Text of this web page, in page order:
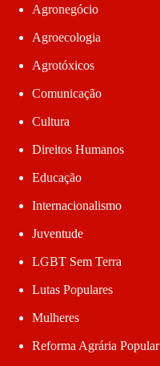
Agronegócio
Agroecologia
Agrotóxicos
Comunicação
Cultura
Direitos Humanos
Educação
Internacionalismo
Juventude
LGBT Sem Terra
Lutas Populares
Mulheres
Reforma Agrária Popular